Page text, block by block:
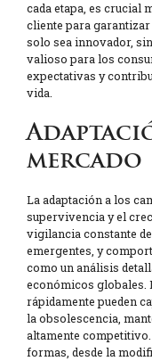
cada etapa, es crucial
cliente para
solo sea innovador,
valioso para los
expectativas y
vida.
mercado
La adaptación a los
supervivencia y el
vigilancia constante
emergentes, y
como un análisis
económicos globales.
rápidamente pueden
la obsolescencia,
altamente
formas, desde la